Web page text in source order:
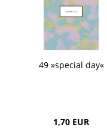
49 »special day«
1,70 EUR